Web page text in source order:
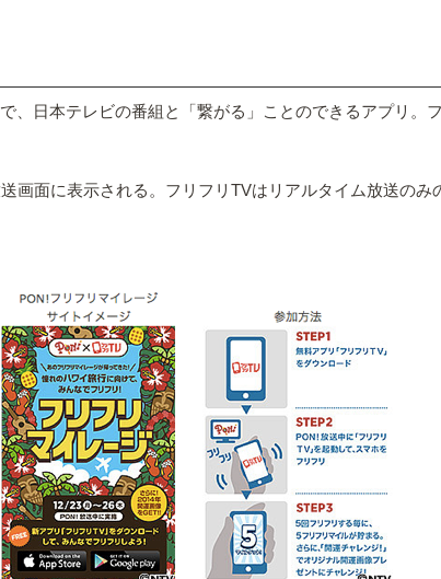
、日本テレビの番組と「繋がる」ことのできるアプリ
画面に表示される。フリフリTVはリアルタイム放送の